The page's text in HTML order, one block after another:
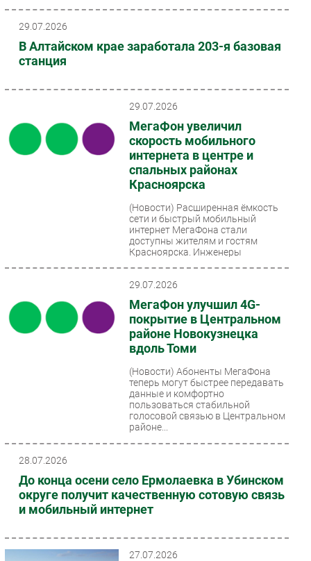
29.07.2026
В Алтайском крае заработала 203-я базовая
станция
29.07.2026
МегаФон увеличил
скорость мобильного
интернета в центре и
спальных районах
Красноярска
(Новости) Расширенная ёмкость
сети и быстрый мобильный
интернет МегаФона стали
доступны жителям и гостям
Красноярска. Инженеры
29.07.2026
МегаФон улучшил 4G-
покрытие в Центральном
районе Новокузнецка
вдоль Томи
(Новости) Абоненты МегаФона
теперь могут быстрее передавать
данные и комфортно
пользоваться стабильной
голосовой связью в Центральном
районе...
28.07.2026
До конца осени село Ермолаевка в Убинском
округе получит качественную сотовую связь
и мобильный интернет
27.07.2026